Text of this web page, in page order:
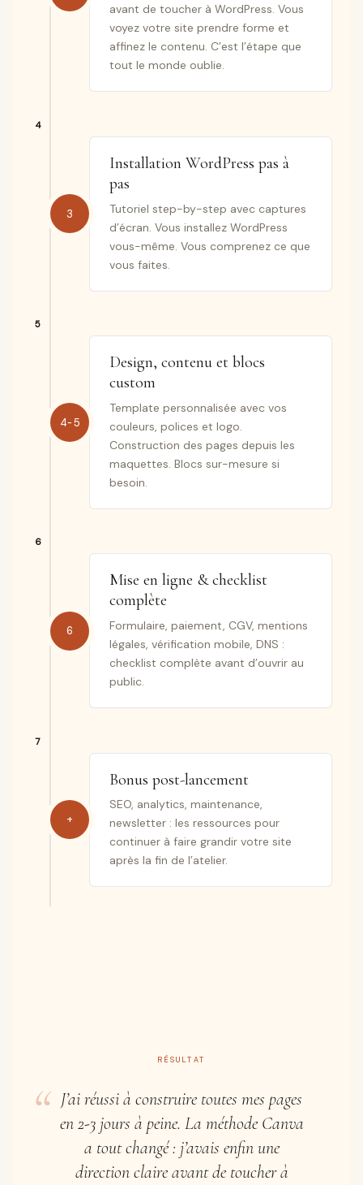
avant de toucher à WordPress. Vous
voyez votre site prendre forme et
affinez le contenu. C’est l’étape que
tout le monde oublie.
3
Installation WordPress pas à
pas
Tutoriel step-by-step avec captures
d’écran. Vous installez WordPress
vous-même. Vous comprenez ce que
vous faites.
4-5
Design, contenu et blocs
custom
Template personnalisée avec vos
couleurs, polices et logo.
Construction des pages depuis les
maquettes. Blocs sur-mesure si
besoin.
6
Mise en ligne & checklist
complète
Formulaire, paiement, CGV, mentions
légales, vérification mobile, DNS :
checklist complète avant d’ouvrir au
public.
+
Bonus post-lancement
SEO, analytics, maintenance,
newsletter : les ressources pour
continuer à faire grandir votre site
après la fin de l’atelier.
RÉSULTAT
“ J’ai réussi à construire toutes mes pages
en 2-3 jours à peine. La méthode Canva
a tout changé : j’avais enfin une
direction claire avant de toucher à